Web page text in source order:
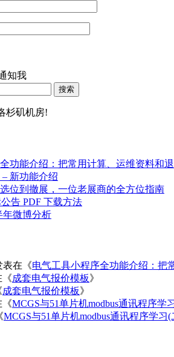
知我
杉矶机房!
功能介绍：把常用计算、运维资料和
新功能介绍
位到撤展，一位老展商的全方位指南
告 PDF 下载方法
年微博分析
表在《电气工具小程序全功能介绍：把
《成套电气报价模板》
成套电气报价模板》
《MCGS与51单片机modbus通讯程序学
MCGS与51单片机modbus通讯程序学习